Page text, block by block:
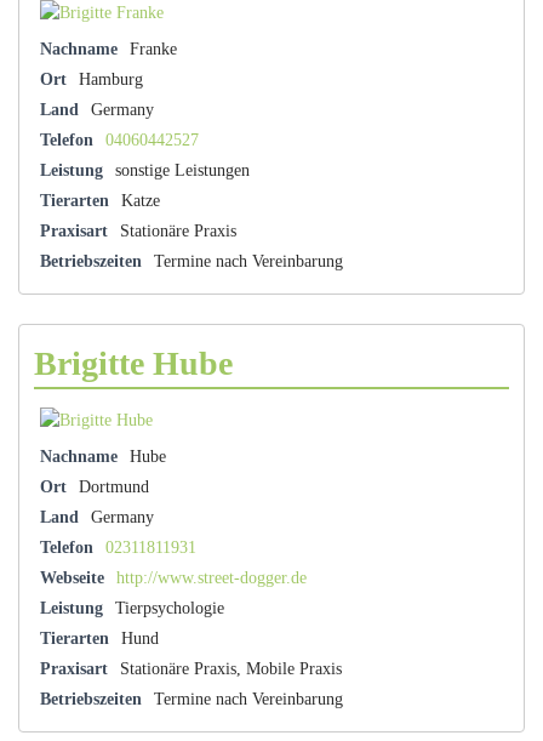
Nachname
Franke
Ort
Hamburg
Land
Germany
Telefon
04060442527
Leistung
sonstige Leistungen
Tierarten
Katze
Praxisart
Stationäre Praxis
Betriebszeiten
Termine nach Vereinbarung
Brigitte Hube
Nachname
Hube
Ort
Dortmund
Land
Germany
Telefon
02311811931
Webseite
http://www.street-dogger.de
Leistung
Tierpsychologie
Tierarten
Hund
Praxisart
Stationäre Praxis, Mobile Praxis
Betriebszeiten
Termine nach Vereinbarung